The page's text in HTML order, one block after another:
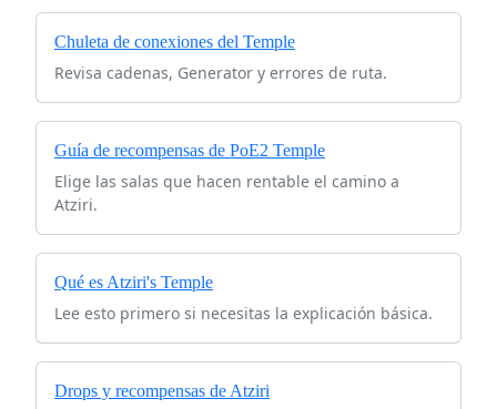
Chuleta de conexiones del Temple
Revisa cadenas, Generator y errores de ruta.
Guía de recompensas de PoE2 Temple
Elige las salas que hacen rentable el camino a
Atziri.
Qué es Atziri's Temple
Lee esto primero si necesitas la explicación básica.
Drops y recompensas de Atziri